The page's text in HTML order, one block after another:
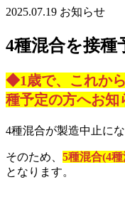
2025.07.19 お知らせ
4種混合を接種
◆1歳で、これか
種予定の方へお知
4種混合が製造中止に
そのため、 5種混合(4
となります。